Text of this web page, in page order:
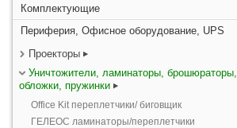
Комплектующие
Периферия, Офисное оборудование, UPS
Проекторы
Уничтожители, ламинаторы, брошюраторы,
обложки, пружинки
Office Kit переплетчики/ биговщик
ГЕЛЕОС ламинаторы/переплетчики